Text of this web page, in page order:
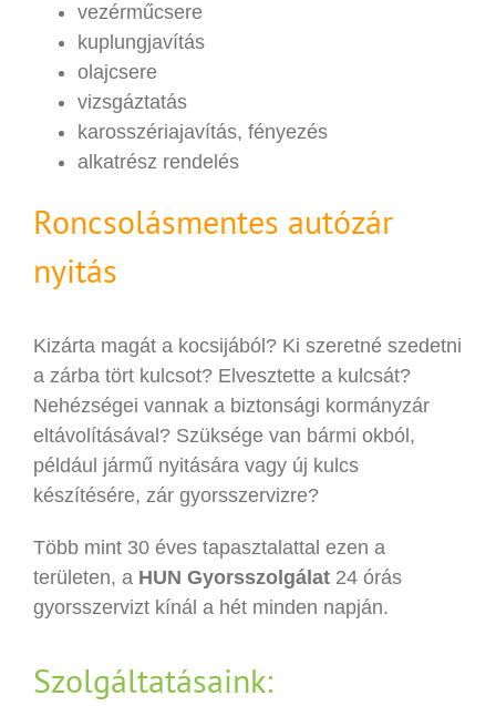
vezérműcsere
kuplungjavítás
olajcsere
vizsgáztatás
karosszériajavítás, fényezés
alkatrész rendelés
Roncsolásmentes autózár
nyitás
Kizárta magát a kocsijából? Ki szeretné szedetni
a zárba tört kulcsot? Elvesztette a kulcsát?
Nehézségei vannak a biztonsági kormányzár
eltávolításával? Szüksége van bármi okból,
például jármű nyitására vagy új kulcs
készítésére, zár gyorsszervizre?
Több mint 30 éves tapasztalattal ezen a
területen, a HUN Gyorsszolgálat 24 órás
gyorsszervizt kínál a hét minden napján.
Szolgáltatásaink: